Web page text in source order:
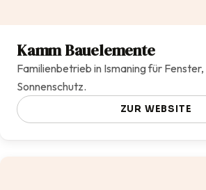
Kamm Bauelemente
Familienbetrieb in Ismaning für Fenster,
Sonnenschutz.
ZUR WEBSITE